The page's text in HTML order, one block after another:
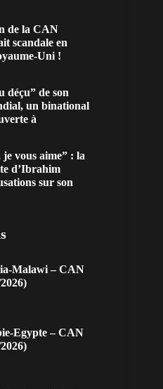
de la CAN
scandale en
Uni !
déçu” de son
un binational
à
vous aime” : la
d’Ibrahim
sur son
Malawi – CAN
Egypte – CAN